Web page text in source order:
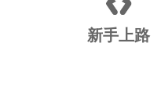
新手上路